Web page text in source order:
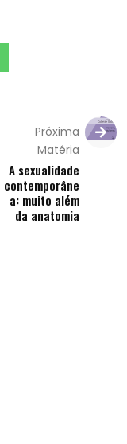
Próxima
Matéria
A sexualidade
contemporâne
a: muito além
da anatomia